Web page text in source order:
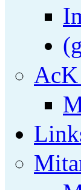
AcK